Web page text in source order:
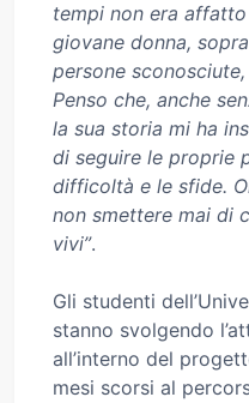
tempi non era
giovane donna,
persone
Penso che, anche
la sua storia mi ha
di seguire le proprie
difficoltà e le sfide.
non smettere mai di
vivi”.
Gli studenti
stanno svolgendo
all’interno del
mesi scorsi al